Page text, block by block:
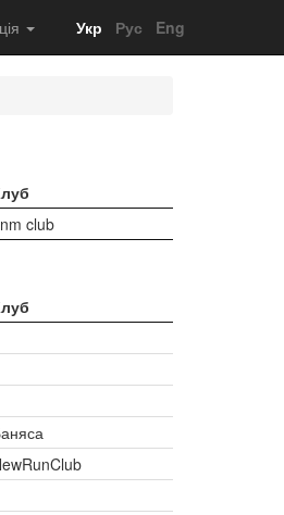
Укр Рус Eng
club